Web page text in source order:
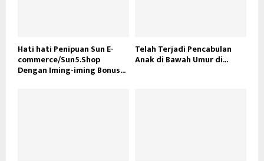
Hati hati Penipuan Sun E-
commerce/Sun5.Shop
Dengan Iming-iming Bonus...
Telah Terjadi Pencabulan
Anak di Bawah Umur di...